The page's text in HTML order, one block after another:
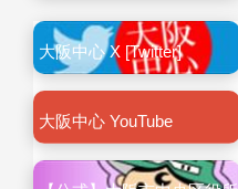
大阪中心 X [Twitter]
大阪中心 YouTube